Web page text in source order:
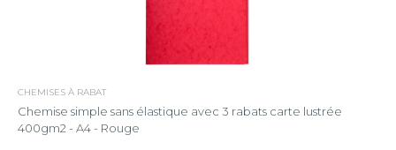
CHEMISES À RABAT
Chemise simple sans élastique avec 3 rabats carte lustrée
400gm2 - A4 - Rouge